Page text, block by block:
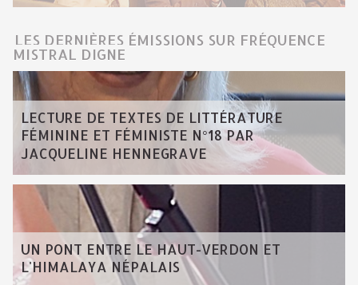
LES DERNIÈRES ÉMISSIONS SUR FRÉQUENCE
MISTRAL DIGNE
LECTURE DE TEXTES DE LITTÉRATURE
FÉMININE ET FÉMINISTE N°18 PAR
JACQUELINE HENNEGRAVE
UN PONT ENTRE LE HAUT-VERDON ET
L'HIMALAYA NÉPALAIS